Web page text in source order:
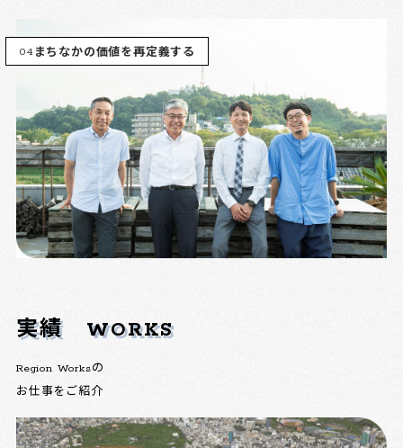
04 まちなかの価値を再定義する
実績 WORKS
Region Worksの
お仕事をご紹介